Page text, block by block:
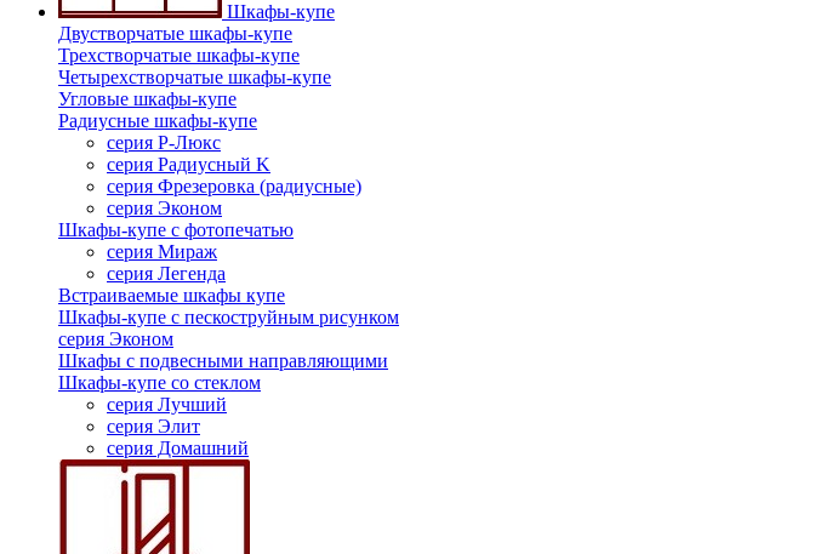
Шкафы-купе
Двустворчатые шкафы-купе
Трехстворчатые шкафы-купе
Четырехстворчатые шкафы-купе
Угловые шкафы-купе
Радиусные шкафы-купе
серия Р-Люкс
серия Радиусный K
серия Фрезеровка (радиусные)
серия Эконом
Шкафы-купе с фотопечатью
серия Мираж
серия Легенда
Встраиваемые шкафы купе
Шкафы-купе с пескоструйным рисунком
серия Эконом
Шкафы с подвесными направляющими
Шкафы-купе со стеклом
серия Лучший
серия Элит
серия Домашний